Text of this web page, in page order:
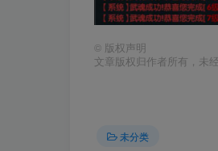
© 版权声明
文章版权归作者所有，未
未分类